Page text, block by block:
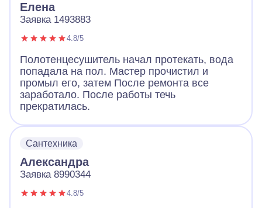
Елена
Заявка 1493883
4.8/5
Полотенцесушитель начал протекать, вода
попадала на пол. Мастер прочистил и
промыл его, затем После ремонта все
заработало. После работы течь
прекратилась.
Сантехника
Александра
Заявка 8990344
4.8/5